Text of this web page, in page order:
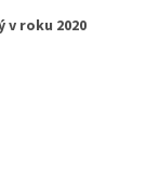
v roku 2020